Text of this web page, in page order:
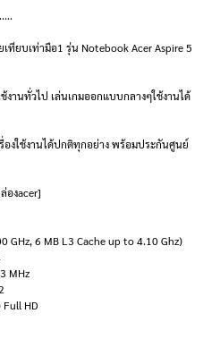
เทียบเท่ามือ1 รุ่น Notebook Acer Aspire 5
งานทั่วไป เล่นเกมออกแบบกลางๆใช้งานได้
องใช้งานได้ปกติทุกอย่าง พร้อมประกันศูนย์
องacer]
GHz, 6 MB L3 Cache up to 4.10 Ghz)
MHz
Full HD